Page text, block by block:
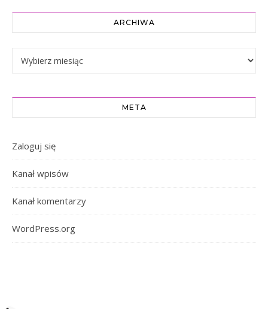
ARCHIWA
Archiwa
META
Zaloguj się
Kanał wpisów
Kanał komentarzy
WordPress.org